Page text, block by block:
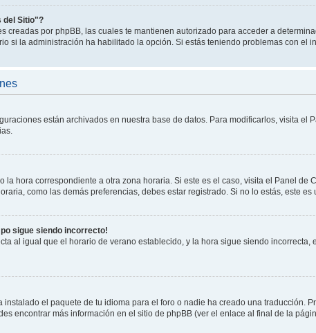
del Sitio"?
creadas por phpBB, las cuales te mantienen autorizado para acceder a
si la administración ha habilitado la opción. Si estás teniendo problemas con el
están archivados en nuestra base de datos. Para modificarlos, visita
la hora correspondiente a otra zona horaria. Si este es el caso, visita el Panel
como las demás preferencias, debes estar registrado. Si no lo estás, este
sigue siendo incorrecto!
al igual que el horario de verano establecido, y la hora sigue siendo
instalado el paquete de tu idioma para el foro o nadie ha creado una
encontrar más información en el sitio de phpBB (ver el enlace al final de la